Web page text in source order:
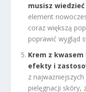
musisz wiedzieć
element
coraz większą
poprawić wygląd
Krem z kwasem
efekty i
z
pielęgnacji skóry,